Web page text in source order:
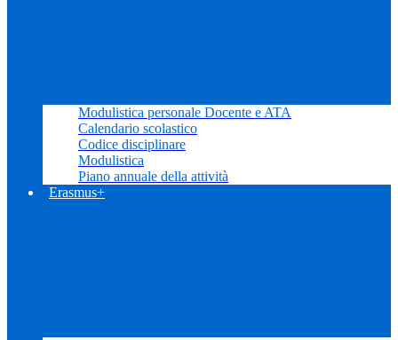
Modulistica personale Docente e ATA
Calendario scolastico
Codice disciplinare
Modulistica
Piano annuale della attività
Erasmus+